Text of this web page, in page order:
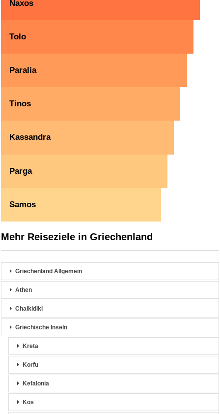
Naxos
Tolo
Paralia
Tinos
Kassandra
Parga
Samos
Mehr Reiseziele in Griechenland
Griechenland Allgemein
Athen
Chalkidiki
Griechische Inseln
Kreta
Korfu
Kefalonia
Kos